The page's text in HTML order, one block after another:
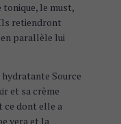
le must,
retiendront
parallèle lui
Source
et sa crème
ce dont elle a
vera et la